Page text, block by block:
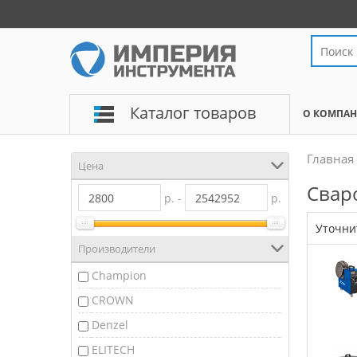
Каталог товаров О
Цена
р. - р.
Производители
Champion
CROWN
Denzel
ELITECH
Главная